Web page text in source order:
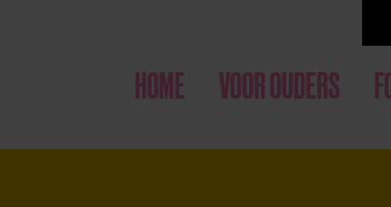
HOME VOOR OUDERS